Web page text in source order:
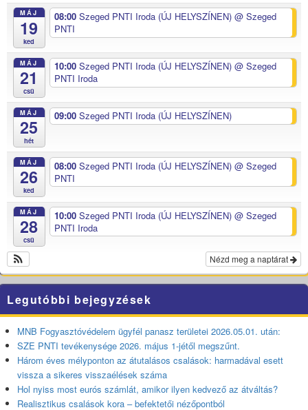
MÁJ
19
ked
08:00 Szeged PNTI Iroda (ÚJ HELYSZÍNEN) @ Szeged
PNTI
MÁJ
21
csü
10:00 Szeged PNTI Iroda (ÚJ HELYSZÍNEN) @ Szeged
PNTI Iroda
MÁJ
25
hét
09:00 Szeged PNTI Iroda (ÚJ HELYSZÍNEN)
MÁJ
26
ked
08:00 Szeged PNTI Iroda (ÚJ HELYSZÍNEN) @ Szeged
PNTI
MÁJ
28
csü
10:00 Szeged PNTI Iroda (ÚJ HELYSZÍNEN) @ Szeged
PNTI Iroda
Nézd meg a naptárat
Legutóbbi bejegyzések
MNB Fogyasztóvédelem ügyfél panasz területei 2026.05.01. után:
SZE PNTI tevékenysége 2026. május 1-jétől megszűnt.
Három éves mélyponton az átutalásos csalások: harmadával esett
vissza a sikeres visszaélések száma
Hol nyiss most eurós számlát, amikor ilyen kedvező az átváltás?
Realisztikus csalások kora – befektetői nézőpontból